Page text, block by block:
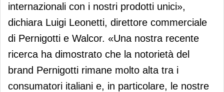
internazionali con i nostri prodotti unici»,
dichiara Luigi Leonetti, direttore commerciale
di Pernigotti e Walcor. «Una nostra recente
ricerca ha dimostrato che la notorietà del
brand Pernigotti rimane molto alta tra i
consumatori italiani e, in particolare, le nostre